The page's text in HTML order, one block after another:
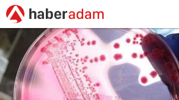
Görüşleri